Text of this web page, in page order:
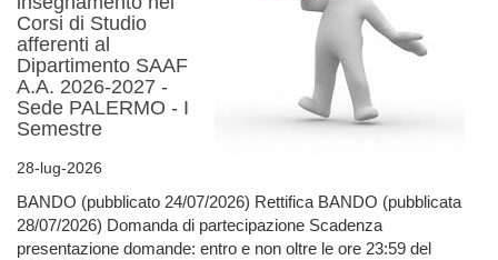
Corsi di Studio
afferenti al
Dipartimento SAAF
A.A. 2026-2027 -
Sede PALERMO - I
Semestre
28-lug-2026
BANDO (pubblicato 24/07/2026) Rettifica BANDO (pubblicata
28/07/2026) Domanda di partecipazione Scadenza
presentazione domande: entro e non oltre le ore 23:59 del